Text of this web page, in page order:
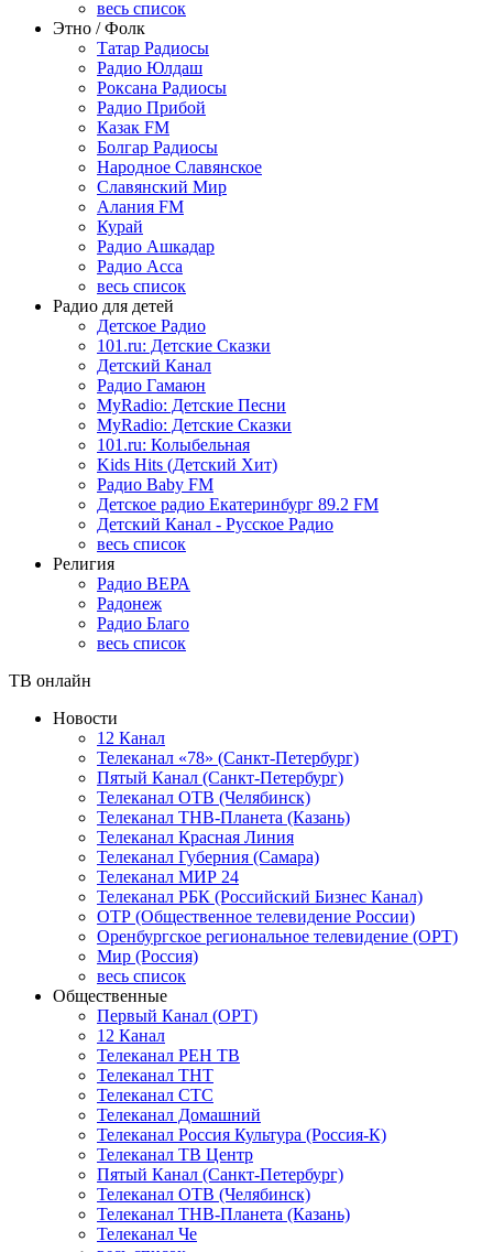
весь список
Этно / Фолк
Татар Радиосы
Радио Юлдаш
Роксана Радиосы
Радио Прибой
Казак FM
Болгар Радиосы
Народное Славянское
Славянский Мир
Алания FM
Курай
Радио Ашкадар
Радио Асса
весь список
Радио для детей
Детское Радио
101.ru: Детские Сказки
Детский Канал
Радио Гамаюн
MyRadio: Детские Песни
MyRadio: Детские Сказки
101.ru: Колыбельная
Kids Hits (Детский Хит)
Радио Baby FM
Детское радио Екатеринбург 89.2 FM
Детский Канал - Русское Радио
весь список
Религия
Радио ВЕРА
Радонеж
Радио Благо
весь список
ТВ онлайн
Новости
12 Канал
Телеканал «78» (Санкт-Петербург)
Пятый Канал (Санкт-Петербург)
Телеканал ОТВ (Челябинск)
Телеканал ТНВ-Планета (Казань)
Телеканал Красная Линия
Телеканал Губерния (Самара)
Телеканал МИР 24
Телеканал РБК (Российский Бизнес Канал)
ОТР (Общественное телевидение России)
Оренбургское региональное телевидение (ОРТ)
Мир (Россия)
весь список
Общественные
Первый Канал (ОРТ)
12 Канал
Телеканал РЕН ТВ
Телеканал ТНТ
Телеканал СТС
Телеканал Домашний
Телеканал Россия Культура (Россия-К)
Телеканал ТВ Центр
Пятый Канал (Санкт-Петербург)
Телеканал ОТВ (Челябинск)
Телеканал ТНВ-Планета (Казань)
Телеканал Че